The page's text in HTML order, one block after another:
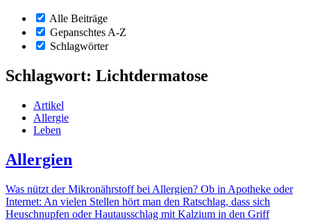
Alle Beiträge
Gepanschtes A-Z
Schlagwörter
Schlagwort: Lichtdermatose
Artikel
Allergie
Leben
Allergien
Was nützt der Mikronährstoff bei Allergien? Ob in Apotheke oder
Internet: An vielen Stellen hört man den Ratschlag, dass sich
Heuschnupfen oder Hautausschlag mit Kalzium in den Griff